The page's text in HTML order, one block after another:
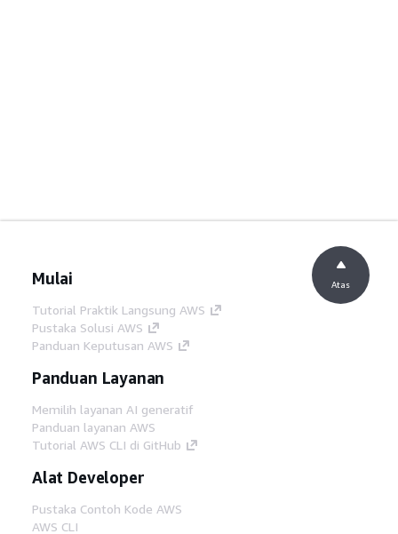
Mulai
Tutorial Praktik Langsung AWS
Pustaka Solusi AWS
Panduan Keputusan AWS
Panduan Layanan
Memilih layanan AI generatif
Panduan layanan AWS
Tutorial AWS CLI di GitHub
Alat Developer
Pustaka Contoh Kode AWS
AWS CLI
Atas